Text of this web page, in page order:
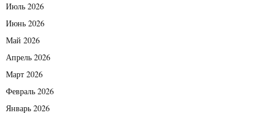
Июль 2026
Июнь 2026
Май 2026
Апрель 2026
Март 2026
Февраль 2026
Январь 2026